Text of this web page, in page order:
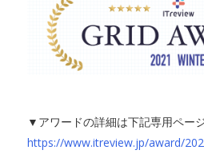
▼アワードの詳細は下記専用ペー
https://www.itreview.jp/award/